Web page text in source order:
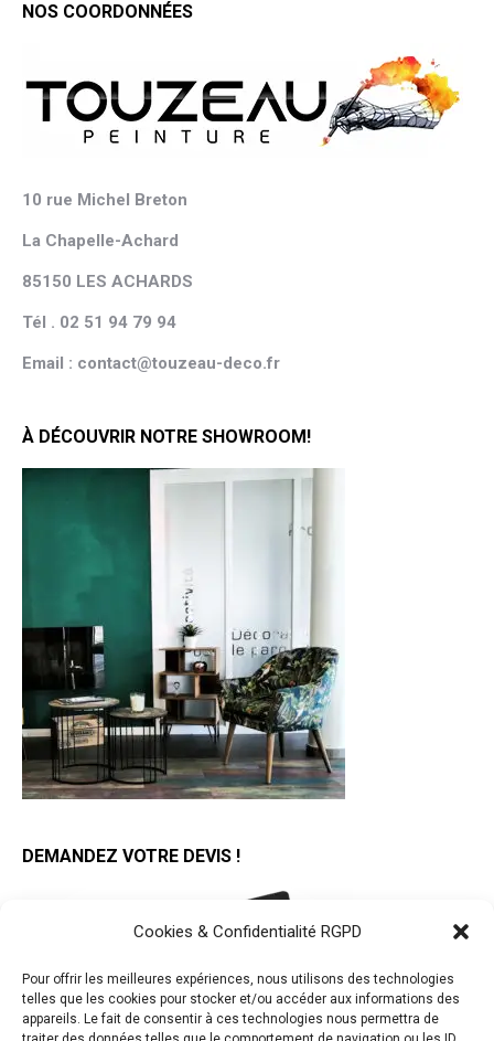
Cookies & Confidentialité RGPD
Pour offrir les meilleures expériences, nous utilisons des technologies
telles que les cookies pour stocker et/ou accéder aux informations des
appareils. Le fait de consentir à ces technologies nous permettra de
NOS COORDONNÉES
10 rue Michel Breton
La Chapelle-Achard
85150 LES ACHARDS
Tél . 02 51 94 79 94
Email : contact@touzeau-deco.fr
À DÉCOUVRIR NOTRE SHOWROOM!
DEMANDEZ VOTRE DEVIS !